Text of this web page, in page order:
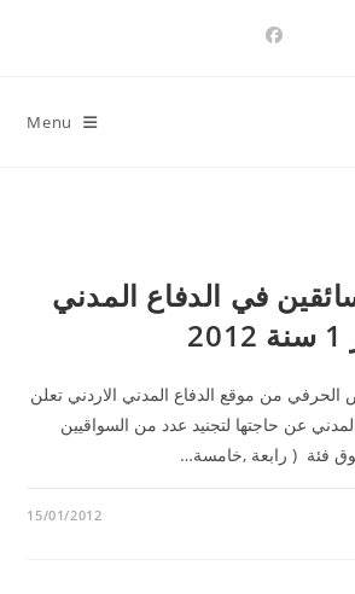
Menu
في الدفاع المدني
الحرفي من موقع الدفاع المدني الاردني تعلن
المدني عن حاجتها لتجنيد عدد من السواقيين
فئة ( رابعة ,خامسة…
15/01/2012